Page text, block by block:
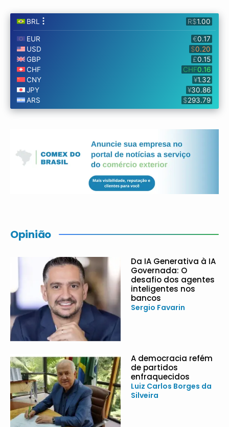
Opinião
Da IA Generativa à IA
Governada: O
desafio dos agentes
inteligentes nos
bancos
Sergio Favarin
A democracia refém
de partidos
enfraquecidos
Luiz Carlos Borges da
Silveira